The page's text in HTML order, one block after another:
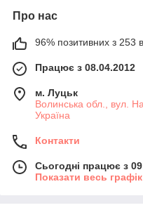
Про нас
96% позитивних з 253
Працює з 08.04.2012
м. Луцьк
Волинська обл., вул.
Україна
Контакти
Сьогодні працює з
Показати весь